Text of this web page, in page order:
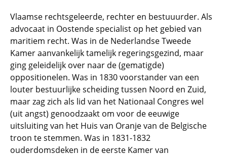
Vlaamse rechtsgeleerde, rechter en bestuuurder. Als
advocaat in Oostende specialist op het gebied van
maritiem recht. Was in de Nederlandse Tweede
Kamer aanvankelijk tamelijk regeringsgezind, maar
ging geleidelijk over naar de (gematigde)
oppositionelen. Was in 1830 voorstander van een
louter bestuurlijke scheiding tussen Noord en Zuid,
maar zag zich als lid van het Nationaal Congres wel
(uit angst) genoodzaakt om voor de eeuwige
uitsluiting van het Huis van Oranje van de Belgische
troon te stemmen. Was in 1831-1832
ouderdomsdeken in de eerste Kamer van